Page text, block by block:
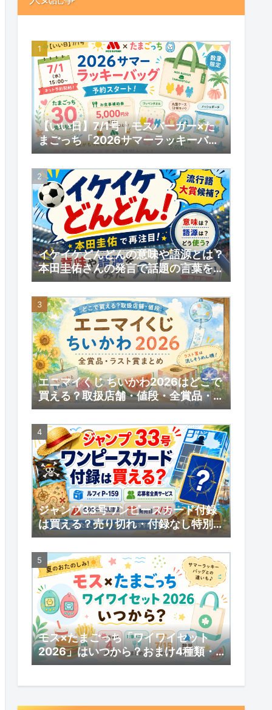
【いい日】7/1号｜モスバーガー×た
まごっち「2026サマーラッキーバッ
グ」予約スタート！数量限定の内容と
予約情報
イケイケどんどんの意味や語源とは？
本田圭佑さんの発言で話題の言葉を調
べてみた｜【いい日】増刊号
エニマイくじ ちいかわ2026はどこで
買える？取扱店舗・値段・全賞品・ラ
スト賞まとめ
ジャンプ33号ワンピースカード付録
は買える？売り切れ・付録なし特別版
の受注販売・応募者全員サービスまと
め
モス×たまごっち「ワイワイセット
2026」はいつから？おまけ4種類・
対象メニューまとめ